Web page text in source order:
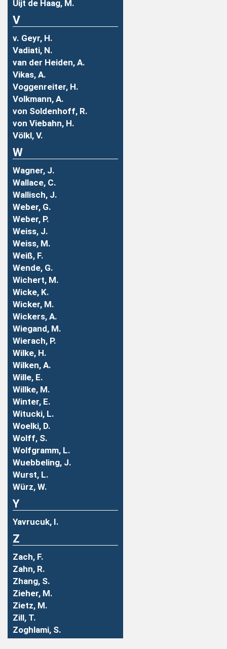
Uijt de Haag, M.
V
v. Geyr, H.
Vadiati, N.
van der Heiden, A.
Vikas, A.
Voggenreiter, H.
Volkmann, A.
von Soldenhoff, R.
von Viebahn, H.
Völkl, V.
W
Wagner, J.
Wallace, C.
Wallisch, J.
Weber, G.
Weber, P.
Weiss, J.
Weiss, M.
Weiß, F.
Wende, G.
Wichert, M.
Wicke, K.
Wicker, M.
Wickers, A.
Wiegand, M.
Wierach, P.
Wilke, H.
Wilken, A.
Wille, E.
Willke, M.
Winter, E.
Witucki, L.
Woelki, D.
Wolff, S.
Wolfgramm, L.
Wuebbeling, J.
Wurst, L.
Würz, W.
Y
Yavrucuk, I.
Z
Zach, F.
Zahn, R.
Zhang, S.
Zieher, M.
Zietz, M.
Zill, T.
Zoghlami, S.